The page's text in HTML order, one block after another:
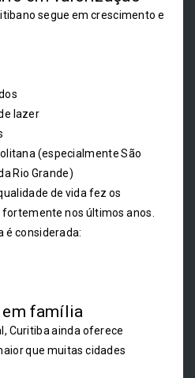
segue em crescimento e
lazer
(especialmente São
Rio Grande)
de vida fez os
nos últimos anos.
é considerada:
em família
Curitiba ainda oferece
que muitas cidades